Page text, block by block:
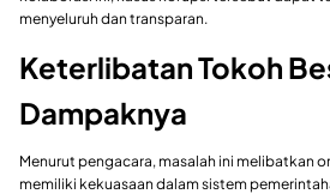
menyeluruh dan transparan.
Keterlibatan Tokoh
Dampaknya
Menurut pengacara, masalah ini melibatkan
memiliki kekuasaan dalam sistem